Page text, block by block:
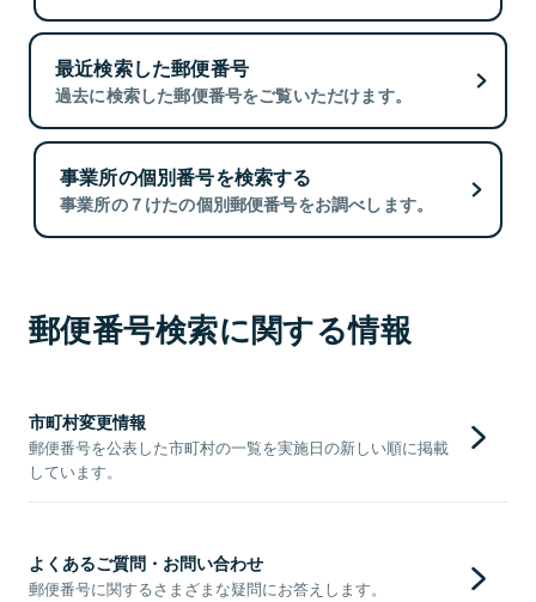
最近検索した郵便番号
過去に検索した郵便番号をご覧いただけます。
事業所の個別番号を検索する
事業所の７けたの個別郵便番号をお調べします。
郵便番号検索に関する情報
市町村変更情報
郵便番号を公表した市町村の一覧を実施日の新しい順に掲載
しています。
よくあるご質問・お問い合わせ
郵便番号に関するさまざまな疑問にお答えします。